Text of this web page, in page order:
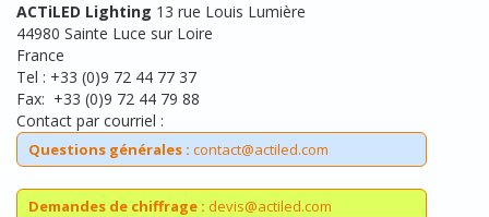
ACTiLED Lighting 13 rue Louis Lumière
44980 Sainte Luce sur Loire
France
Tel : +33 (0)9 72 44 77 37
Fax: +33 (0)9 72 44 79 88
Contact par courriel :
Questions générales : contact@actiled.com
Demandes de chiffrage : devis@actiled.com